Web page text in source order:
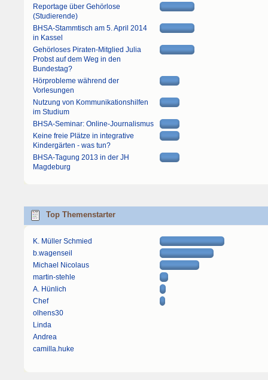
Reportage über Gehörlose
(Studierende)
BHSA-Stammtisch am 5. April 2014
in Kassel
Gehörloses Piraten-Mitglied Julia
Probst auf dem Weg in den
Bundestag?
Hörprobleme während der
Vorlesungen
Nutzung von Kommunikationshilfen
im Studium
BHSA-Seminar: Online-Journalismus
Keine freie Plätze in integrative
Kindergärten - was tun?
BHSA-Tagung 2013 in der JH
Magdeburg
Top Themenstarter
K. Müller Schmied
b.wagenseil
Michael Nicolaus
martin-stehle
A. Hünlich
Chef
olhens30
Linda
Andrea
camilla.huke